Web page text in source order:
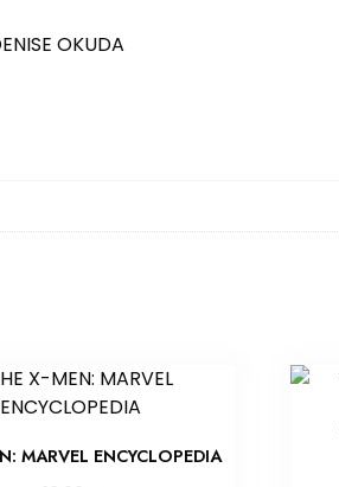
OKUDA
MARVEL ENCYCLOPEDIA